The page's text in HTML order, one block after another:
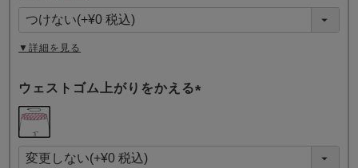
須
)
▼詳細を見る
ウェストゴム上がりをかえる
須